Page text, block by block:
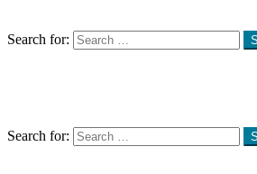
Search for:
Search for: